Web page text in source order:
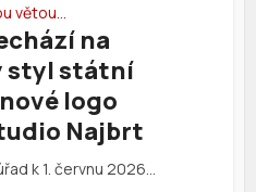
větou…
na
styl státní
logo
Najbrt
k 1. červnu 2026…